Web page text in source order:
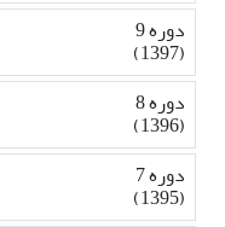
دوره 9
(1397)
دوره 8
(1396)
دوره 7
(1395)